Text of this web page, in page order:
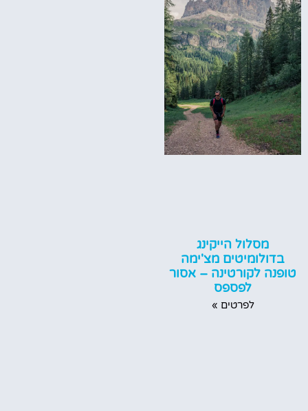
מסלול הייקינג
בדולומיטים מצ'ימה
טופנה לקורטינה – אסור
לפספס
לפרטים »